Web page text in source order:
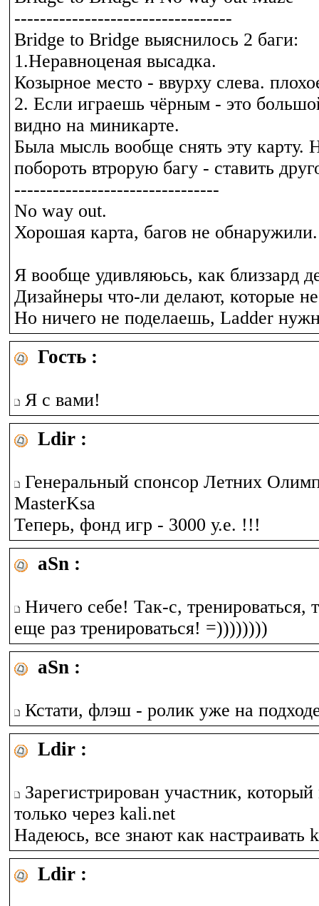
----------------------------------
Bridge to Bridge выяснилось 2 баги:
1.Неравноценая высадка.
Козырное место - ввурху слева.
2. Если играешь чёрным - это
видно на миникарте.
Была мысль вообще снять эту карту.
побороть втрорую багу - ставить
--------------------------------
No way out.
Хорошая карта, багов не обнаружили.
Я вообще удивляюьсь, как близзард
Дизайнеры что-ли делают, которые
Но ничего не поделаешь, Ladder
Гость :
Я с вами!
Ldir :
Генеральный спонсор Летних
MasterKsa
Теперь, фонд игр - 3000 у.е. !!!
aSn :
Ничего себе! Так-с, тренироваться,
еще раз тренироваться! =))))))))
aSn :
Кстати, флэш - ролик уже на
Ldir :
Зарегистрирован участник,
только через kali.net
Надеюсь, все знают как настраивать
Ldir :